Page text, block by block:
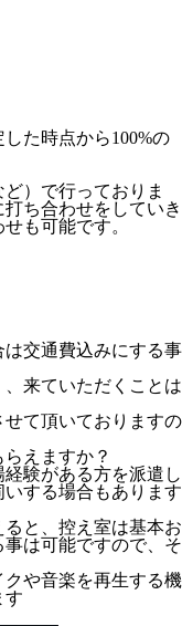
た時点から100%の
）で行っておりま
ち合わせをしていき
も可能です。
交通費込みにする事
来ていただくことは
て頂いておりますの
えますか？
験がある方を派遣し
する場合もあります
ると、控え室は基本お
は可能ですので、そ
クや音楽を再生する機
す